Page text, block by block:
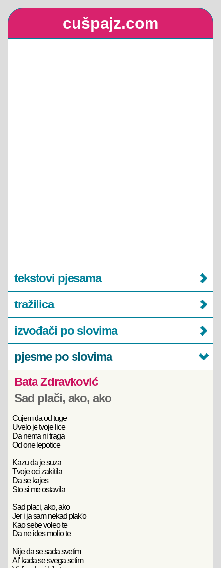
cušpajz.com
tekstovi pjesama
tražilica
izvođači po slovima
pjesme po slovima
Bata Zdravković
Sad plači, ako, ako
Cujem da od tuge
Uvelo je tvoje lice
Da nema ni traga
Od one lepotice
Kazu da je suza
Tvoje oci zakitila
Da se kajes
Sto si me ostavila
Sad placi, ako, ako
Jer i ja sam nekad plak'o
Kao sebe voleo te
Da ne ides molio te
Nije da se sada svetim
Al' kada se svega setim